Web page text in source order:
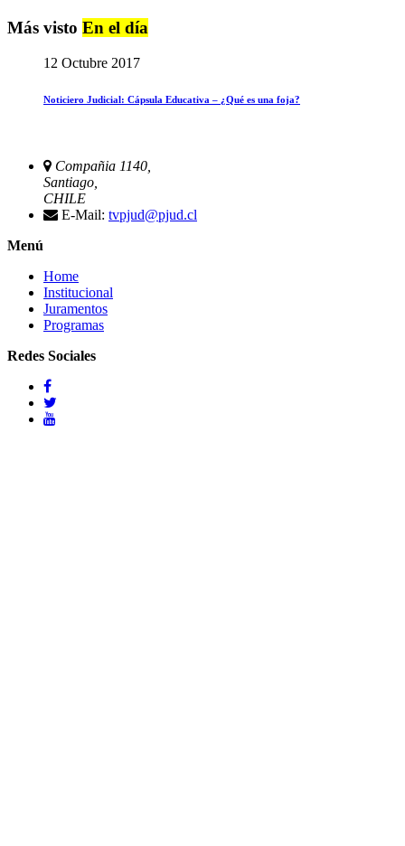
Más visto En el día
12 Octubre 2017
Noticiero Judicial: Cápsula Educativa – ¿Qué es una foja?
Compañia 1140,
Santiago,
CHILE
E-Mail: tvpjud@pjud.cl
Menú
Home
Institucional
Juramentos
Programas
Redes Sociales